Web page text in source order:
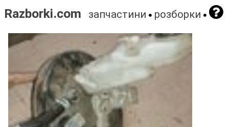
Razborki.com запчастини розборки